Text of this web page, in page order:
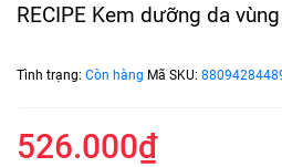
RECIPE Kem dưỡng da
Tình trạng: Còn hàng Mã SKU:
526.000₫